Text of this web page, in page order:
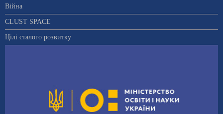
Війна
CLUST SPACE
Цілі сталого розвитку